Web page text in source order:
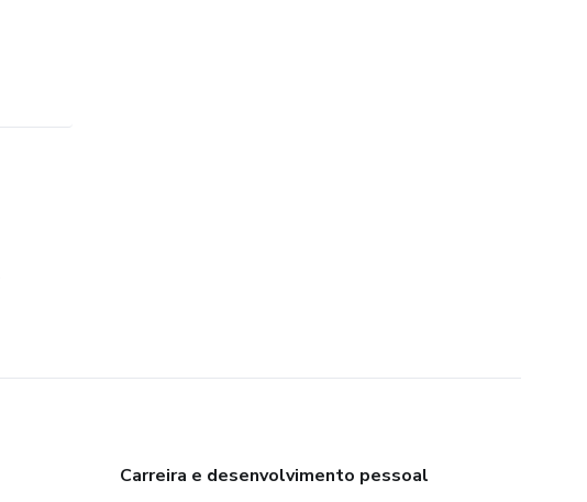
Carreira e desenvolvimento pessoal